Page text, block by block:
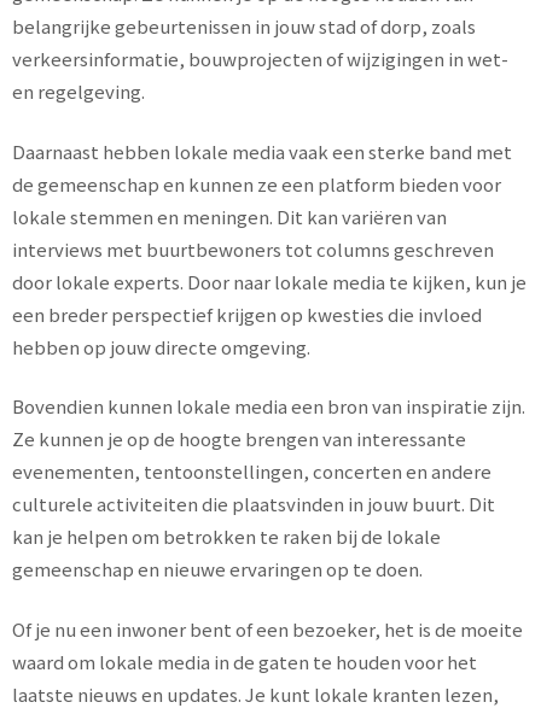
belangrijke gebeurtenissen in jouw stad of dorp, zoals
verkeersinformatie, bouwprojecten of wijzigingen in wet-
en regelgeving.
Daarnaast hebben lokale media vaak een sterke band met
de gemeenschap en kunnen ze een platform bieden voor
lokale stemmen en meningen. Dit kan variëren van
interviews met buurtbewoners tot columns geschreven
door lokale experts. Door naar lokale media te kijken, kun je
een breder perspectief krijgen op kwesties die invloed
hebben op jouw directe omgeving.
Bovendien kunnen lokale media een bron van inspiratie zijn.
Ze kunnen je op de hoogte brengen van interessante
evenementen, tentoonstellingen, concerten en andere
culturele activiteiten die plaatsvinden in jouw buurt. Dit
kan je helpen om betrokken te raken bij de lokale
gemeenschap en nieuwe ervaringen op te doen.
Of je nu een inwoner bent of een bezoeker, het is de moeite
waard om lokale media in de gaten te houden voor het
laatste nieuws en updates. Je kunt lokale kranten lezen,